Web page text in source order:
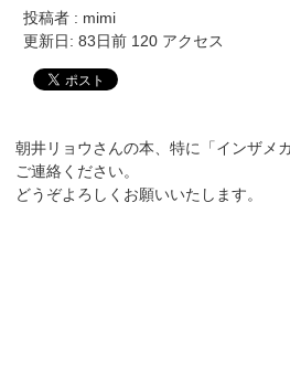
投稿者 : mimi
更新日: 83日前 120 アクセス
朝井リョウさんの本、特に「インザメ
ご連絡ください。
どうぞよろしくお願いいたします。